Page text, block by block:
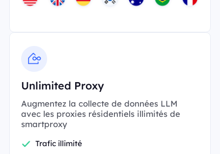
Unlimited Proxy
Augmentez la collecte de données LLM
avec les proxies résidentiels illimités de
smartproxy
Trafic illimité